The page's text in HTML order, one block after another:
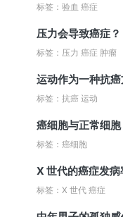
标签：验血 癌症
压力会导致癌症
标签：压力 癌症 肿瘤
运动作为一种抗癌
标签：抗癌 运动
癌细胞与正常细胞
标签：癌细胞
X 世代的癌症发
标签：X 世代 癌症